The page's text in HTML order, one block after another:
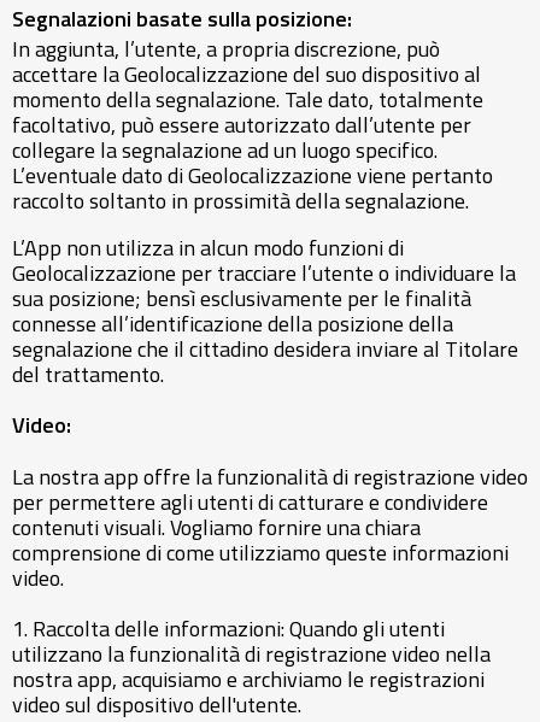
Segnalazioni basate sulla posizione:
In aggiunta, l’utente, a propria discrezione, può
accettare la Geolocalizzazione del suo dispositivo al
momento della segnalazione. Tale dato, totalmente
facoltativo, può essere autorizzato dall’utente per
collegare la segnalazione ad un luogo specifico.
L’eventuale dato di Geolocalizzazione viene pertanto
raccolto soltanto in prossimità della segnalazione.
L’App non utilizza in alcun modo funzioni di
Geolocalizzazione per tracciare l’utente o individuare la
sua posizione; bensì esclusivamente per le finalità
connesse all’identificazione della posizione della
segnalazione che il cittadino desidera inviare al Titolare
del trattamento.
Video:
La nostra app offre la funzionalità di registrazione video
per permettere agli utenti di catturare e condividere
contenuti visuali. Vogliamo fornire una chiara
comprensione di come utilizziamo queste informazioni
video.
1. Raccolta delle informazioni: Quando gli utenti
utilizzano la funzionalità di registrazione video nella
nostra app, acquisiamo e archiviamo le registrazioni
video sul dispositivo dell'utente.